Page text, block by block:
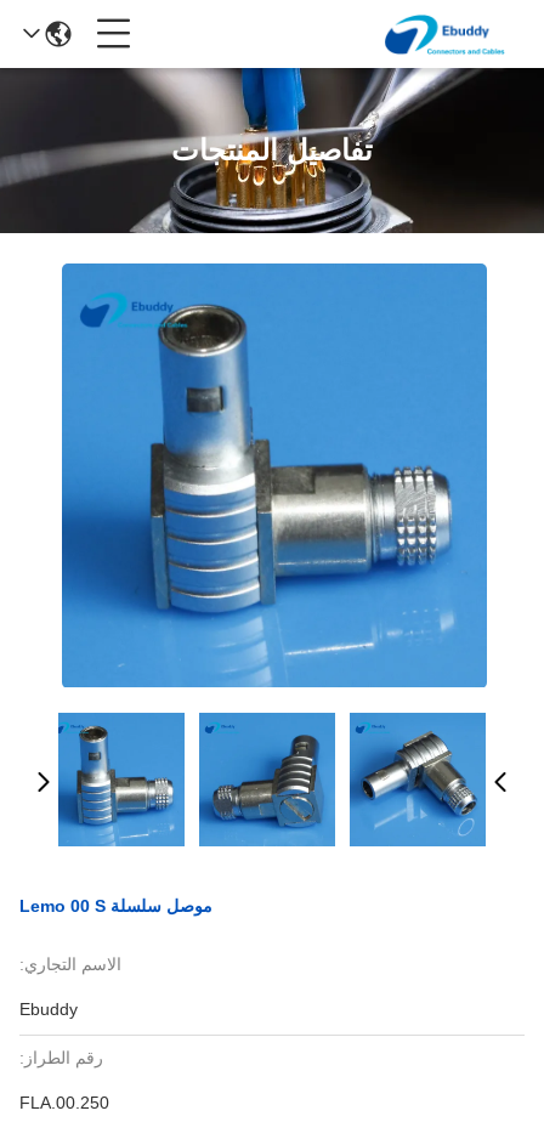
تفاصيل المنتجات
موصل سلسلة Lemo 00 S
الاسم التجاري:
Ebuddy
رقم الطراز:
FLA.00.250